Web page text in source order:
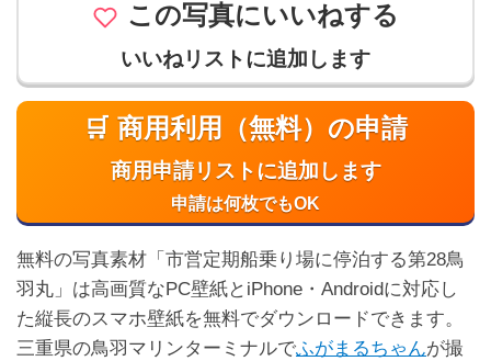
この写真にいいねする
いいねリストに追加します
🛒 商用利用（無料）の申請
商用申請リストに追加します
申請は何枚でもOK
無料の写真素材「市営定期船乗り場に停泊する第28鳥
羽丸」は高画質なPC壁紙とiPhone・Androidに対応し
た縦長のスマホ壁紙を無料でダウンロードできます。
三重県の鳥羽マリンターミナルでふがまるちゃんが撮